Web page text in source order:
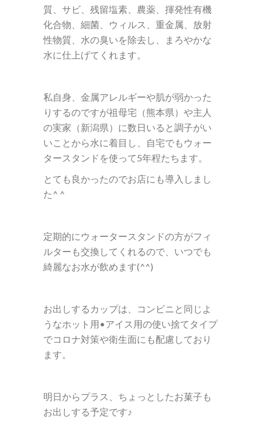
質、サビ、残留塩素、農薬、揮発性有機
化合物、細菌、ウィルス、重金属、放射
性物質、水の臭いを除去し、まろやかな
水に仕上げてくれます。
私自身、金属アレルギーや肌が弱かった
りするのですが祖母宅（熊本県）や主人
の実家（新潟県）に数日いると調子がい
いことから水に着目し、自宅でもウォー
タースタンドを使って5年程たちます。
とても良かったのでお店にも導入しまし
た^ ^
定期的にウォータースタンドの方がフィ
ルターも交換してくれるので、いつでも
綺麗なお水が飲めます(^^)
お出しするカップは、コンビニと同じよ
うなホット用•アイス用の使い捨てタイプ
でコロナ対策や衛生面にも配慮しており
ます。
明日からプラス、ちょっとしたお菓子も
お出しする予定です♪